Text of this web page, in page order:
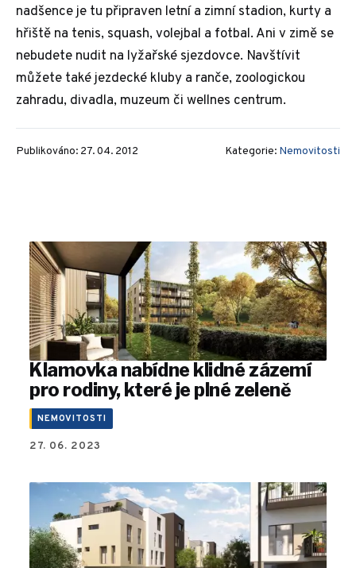
nadšence je tu připraven letní a zimní stadion, kurty a
hřiště na tenis, squash, volejbal a fotbal. Ani v zimě se
nebudete nudit na lyžařské sjezdovce. Navštívit
můžete také jezdecké kluby a ranče, zoologickou
zahradu, divadla, muzeum či wellnes centrum.
Publikováno: 27. 04. 2012 Kategorie: Nemovitosti
Klamovka nabídne klidné zázemí
pro rodiny, které je plné zeleně
NEMOVITOSTI
27. 06. 2023